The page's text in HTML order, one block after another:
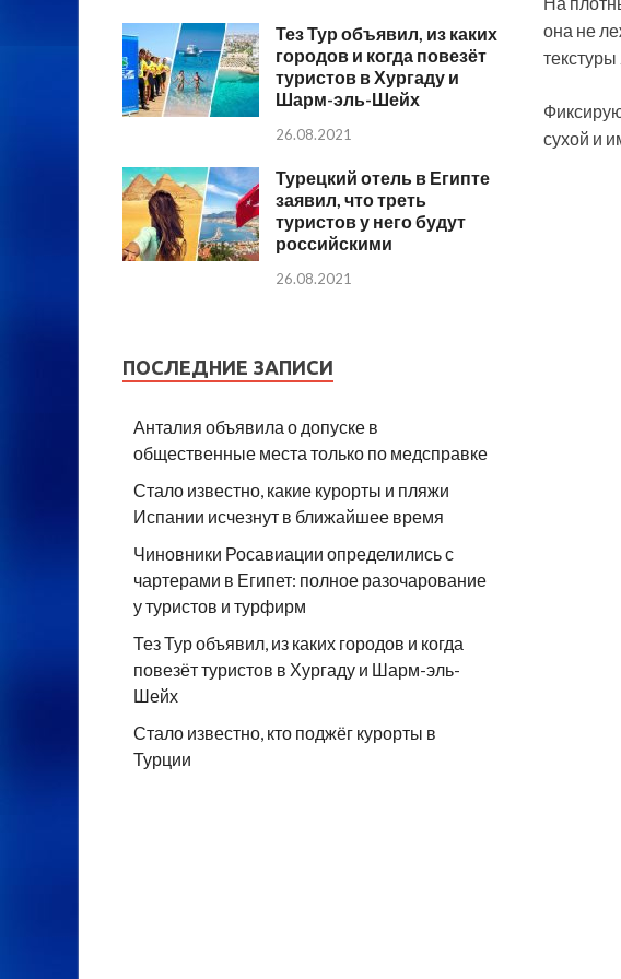
она не
сухой и
Тез Тур объявил, из каких
городов и когда повезёт
туристов в Хургаду и
Шарм-эль-Шейх
26.08.2021
Турецкий отель в Египте
заявил, что треть
туристов у него будут
российскими
26.08.2021
ПОСЛЕДНИЕ ЗАПИСИ
Анталия объявила о допуске в
общественные места только по медсправке
Стало известно, какие курорты и пляжи
Испании исчезнут в ближайшее время
Чиновники Росавиации определились с
чартерами в Египет: полное разочарование
у туристов и турфирм
Тез Тур объявил, из каких городов и когда
повезёт туристов в Хургаду и Шарм-эль-
Шейх
Стало известно, кто поджёг курорты в
Турции